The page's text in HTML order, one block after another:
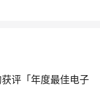
评「年度最佳电子